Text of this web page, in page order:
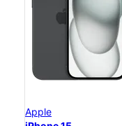
Apple